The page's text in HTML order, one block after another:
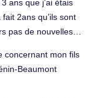
ans que j’ai étais
2ans qu’ils sont
pas de nouvelles
mon
qu’ils partent
que même
concernant mon fils
Beaumont